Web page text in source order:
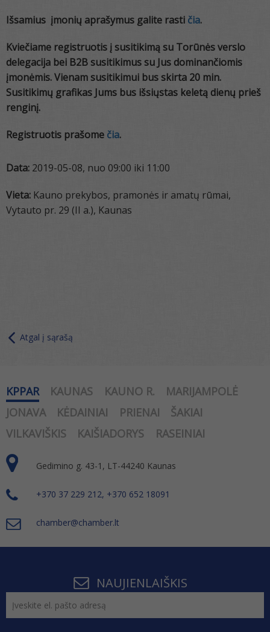
Išsamius įmonių aprašymus galite rasti čia.
Kviečiame registruotis į susitikimą su Torūnės verslo
delegacija bei B2B susitikimus su Jus dominančiomis
įmonėmis. Vienam susitikimui bus skirta 20 min.
Susitikimų grafikas Jums bus išsiųstas keletą dienų prieš
renginį.
Registruotis prašome čia.
Data: 2019-05-08, nuo 09:00 iki 11:00
Vieta: Kauno prekybos, pramonės ir amatų rūmai,
Vytauto pr. 29 (II a.), Kaunas
Atgal į sąrašą
KPPAR KAUNAS KAUNO R.
MARIJAMPOLĖ
JONAVA
KĖDAINIAI PRIENAI
ŠAKIAI
VILKAVIŠKIS
KAIŠIADORYS RASEINIAI
Gedimino g. 43-1, LT-44240 Kaunas
+370 37 229 212, +370 652 18091
chamber@chamber.lt
NAUJIENLAIŠKIS